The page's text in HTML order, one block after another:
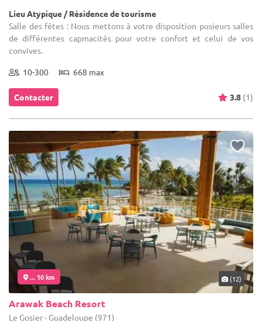
Lieu Atypique / Résidence de tourisme
Salle des fêtes : Nous mettons à votre disposition pusieurs salles
de différentes capmacités pour votre confort et celui de vos
convives.
10-300 668 max
Contacter 3.8 (1)
... 10 km (12)
Arawak Beach Resort
Le Gosier - Guadeloupe (971)